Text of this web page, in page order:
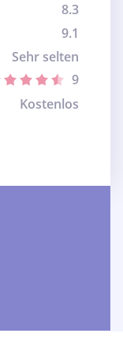
8.3
9.1
Sehr selten
9
Kostenlos